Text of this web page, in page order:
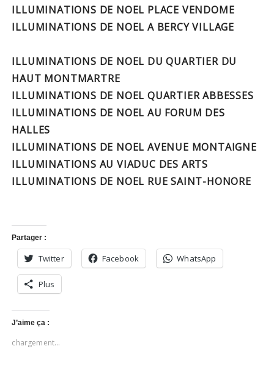
ILLUMINATIONS DE NOEL PLACE VENDOME
ILLUMINATIONS DE NOEL A BERCY VILLAGE
ILLUMINATIONS DE NOEL DU QUARTIER DU
HAUT MONTMARTRE
ILLUMINATIONS DE NOEL QUARTIER ABBESSES
ILLUMINATIONS DE NOEL AU FORUM DES
HALLES
ILLUMINATIONS DE NOEL AVENUE MONTAIGNE
ILLUMINATIONS AU VIADUC DES ARTS
ILLUMINATIONS DE NOEL RUE SAINT-HONORE
Partager :
Twitter Facebook WhatsApp
Plus
J’aime ça :
chargement…